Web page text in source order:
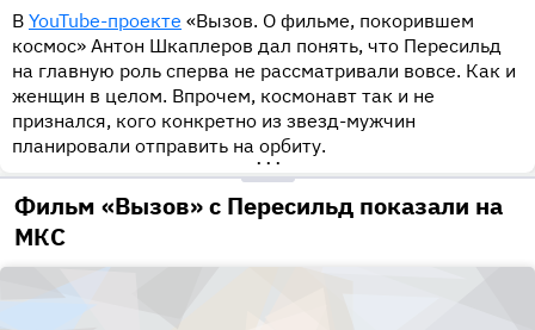
В YouTube-проекте «Вызов. О фильме, покорившем
космос» Антон Шкаплеров дал понять, что Пересильд
на главную роль сперва не рассматривали вовсе. Как и
женщин в целом. Впрочем, космонавт так и не
признался, кого конкретно из звезд-мужчин
планировали отправить на орбиту.
•••
Фильм «Вызов» с Пересильд показали на
МКС